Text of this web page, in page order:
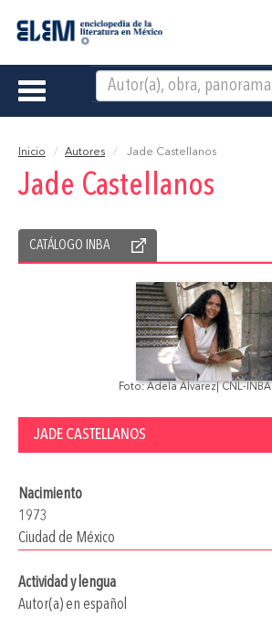
Toggle
Inicio Autores Jade Castellanos
Jade Castellanos
CATÁLOGO INBA
Foto: Adela Álvarez| CNL-INBA
JADE CASTELLANOS
Nacimiento
1973
Ciudad de México
Actividad y lengua
Autor(a) en español